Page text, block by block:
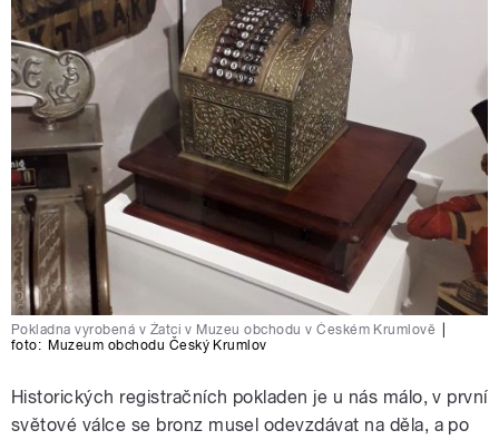
Pokladna vyrobená v Žatci v Muzeu obchodu v Českém Krumlově
foto: Muzeum obchodu Český Krumlov
Historických registračních pokladen je u nás málo, v první
světové válce se bronz musel odevzdávat na děla, a po